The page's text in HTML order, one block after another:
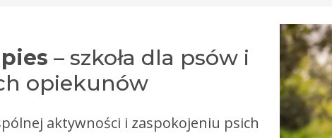
– szkoła dla psów i
opiekunów
aktywności i zaspokojeniu psich